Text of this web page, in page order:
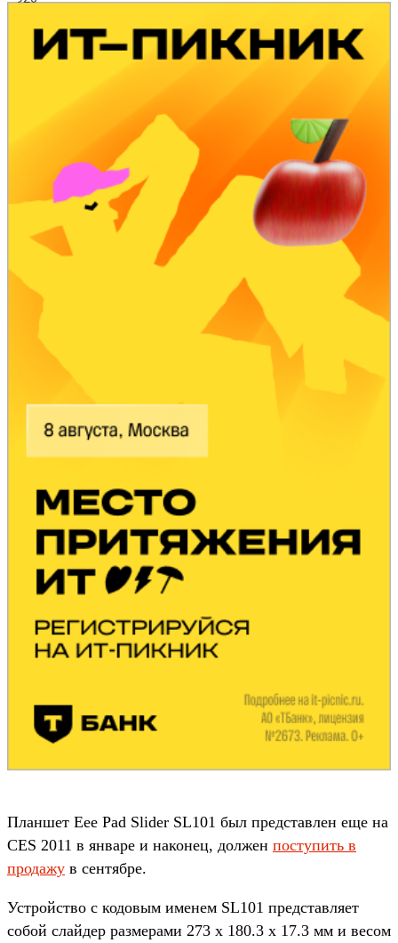
Планшет Eee Pad Slider SL101 был представлен еще на
CES 2011 в январе и наконец, должен поступить в
продажу в сентябре.
Устройство с кодовым именем SL101 представляет
собой слайдер размерами 273 x 180.3 x 17.3 мм и весом